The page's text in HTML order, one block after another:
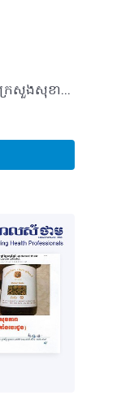
សេចក្តីជូនដំណឹងថ្ងៃទី០៧ ខែកុម្ភៈ ឆ្នាំ២០១៩ ពីក្រសួងសុខាភិបាលនៃព្រះរាជាណាចក្រកម្ពុជា សូមជម្រាបជូនសាធារណជនទាំងអស់ឲ្យបានជ្រាបថា៖ យោងតាមការពិនិត្យឃើញលើបណ្តាញសង្គមហ្វេសប៊ុករៀងរាល់ថ្ងៃមានគណនីចំនួន ៧គឺ ១-បុរសខ្លាំងពិត ២-កន្និដ្ឋា លក់ផលិតផល មកពីបារាំង ៣-Resistance បុរសខ្លាំង ៤-សុខភាពរបស់បុរស ៥-ស្តេច ថ្នាំជំនួយសុខភាព ៦-បុរសខ្លាំង ៧-Sovavann healthy shops បានកំពុងផ្សព្វផ្សាយលក់ឱសថបំប៉នផ្លូវភេទបុរសឈ្មោះ Resistance ១ កំប៉ុងមាន ៩០គ្រាប់ ផលិតផលប្រទេសបារាំង គ្មានអាសយដ្ឋានផលិតច្បាស់លាស់ គ្មានក្រុមហ៊ុននាំចូលត្រឹមត្រូវ គ្មានចុះបញ្ជិកា គ្មានការត្រួតពិនិត្យគុណភាព និងគ្មានការអនុញ្ញាតឲ្យផ្សព្វផ្សាយពីក្រសួងសុខាភិបាលឡើយ។ ដើម្បីចៀសវាងការខាតបង់ប្រាក់កាស និងប៉ះពាល់ដល់សុខភាព ឬឈានដល់បាត់បង់អាយុជីវិត (ដោយសារការគាំងបេះដូង) របស់អ្នកប្រើប្រាស់ទៀតនោះ ក្រសួងសុខាភិបាលសូមជូនដំណឹងដល់ប្រជាពលរដ្ឋកុំជឿការឃោសនាភូតកុហកបោកប្រាស់ និងឈប់ឲ្យប្រើប្រាស់ឱសថបំប៉នផ្លូវភេទបុរសឈ្មោះ Resistance ដែលផ្សព្វផ្សាយតាមគណនីទាំងអស់ជាបន្ទាន់។ ក្រសួងសុខាភិបាលនឹងមានវិធានការទៅតាមផ្លូវច្បាប់ចំពោះម្ចាស់គណនីមួយចំនួនខាងលើដែលនាំចូល ផ្សព្វផ្សាយលក់ ឬចែកចាយឱសថបំប៉នផ្លូវភេទបុរសឈ្មោះ Resistance ខុសច្បាប់ខាងលើនេះទៅតាមច្បាប់ស្តីពីច្បាប់វិសោធនកម្មច្បាប់ស្តីពីការគ្រប់គ្រងឱសថជាធរមាន។ ©2019 រក្សាសិទ្ធិគ្រប់យ៉ាង​ដោយ Healthtime Corporation ចំពោះគ្រប់អត្ថបទដោយគ្មានផ្នែកណាមួយត្រូវបោះពុម្ពផ្សាយចូល ប្រព័ន្ធអុីនធឺណែតឧបករណ៍អេឡិចត្រូនិកអាត់ជាសំឡេងឬថតចំលងគ្រប់រូបភាពដោយគ្មានការអនុញ្ញាតឡើយ